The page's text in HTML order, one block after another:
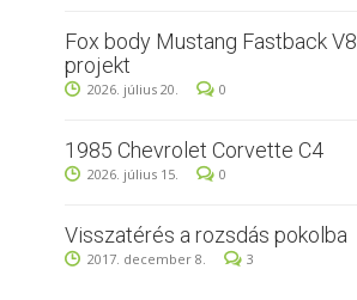
Fox body Mustang Fastback V8
projekt
2026. július 20. 0
1985 Chevrolet Corvette C4
2026. július 15. 0
Visszatérés a rozsdás pokolba
2017. december 8. 3